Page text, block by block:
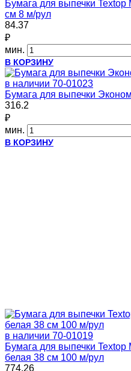
Бумага для выпечки
см 8 м/рул
84.37
₽
мин.
В КОРЗИНУ
в наличии 70-01023
Бумага для выпечки
316.2
₽
мин.
В КОРЗИНУ
в наличии 70-01019
Бумага для выпечки
белая 38 см 100 м/рул
774.26